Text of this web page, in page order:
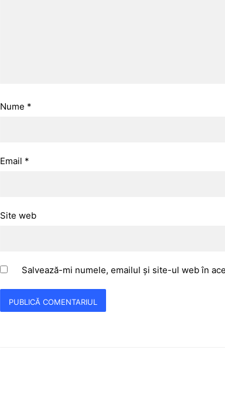
Nume *
Email *
Site web
Salvează-mi numele, emailul și site-ul web în